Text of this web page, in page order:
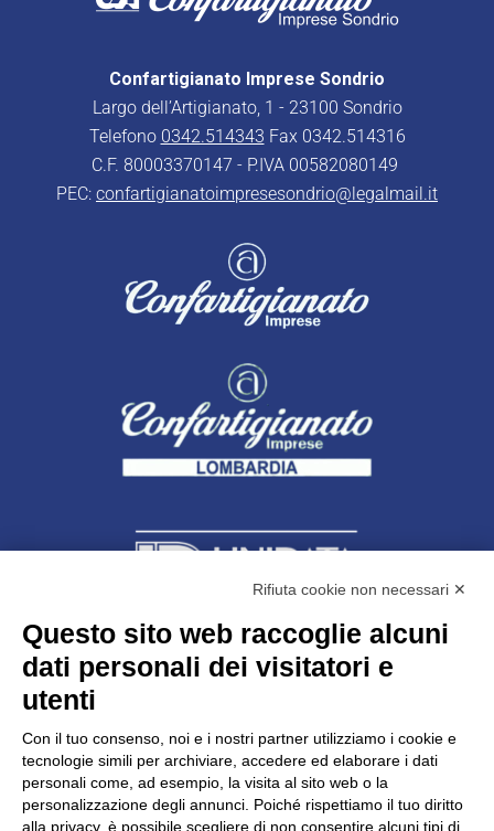
Confartigianato Imprese Sondrio
Largo dell’Artigianato, 1 - 23100 Sondrio
Telefono 0342.514343 Fax 0342.514316
C.F. 80003370147 - P.IVA 00582080149
PEC: confartigianatoimpresesondrio@legalmail.it
Unidata s.r.lcon unico socio
Largo dell’Artigianato, 1 - 23100 Sondrio
C.F. 00481790145 - N.REA SO-36426
PEC: unidata.sondrio@legalmail.it
Cap. soc. euro 100.000,00 i.v.
Rifiuta cookie non necessari ✕
Questo sito web raccoglie alcuni
dati personali dei visitatori e
utenti
Con il tuo consenso, noi e i nostri partner utilizziamo i cookie e
tecnologie simili per archiviare, accedere ed elaborare i dati
personali come, ad esempio, la visita al sito web o la
personalizzazione degli annunci. Poiché rispettiamo il tuo diritto
alla privacy, è possibile scegliere di non consentire alcuni tipi di